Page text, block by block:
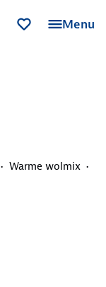
Menu
Warme wolmix